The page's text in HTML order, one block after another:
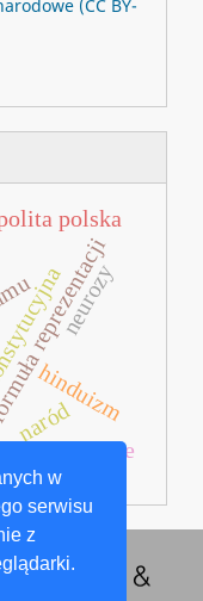
w
serwisu
z
(CC BY-
polska
hinduizm
neurozy
żołnierze
naród